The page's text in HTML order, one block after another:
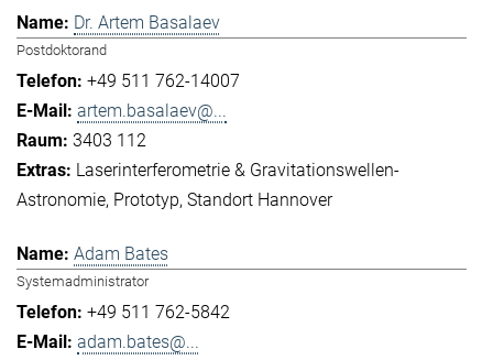
Dr. Artem Basalaev
Postdoktorand
+49 511 762-14007
artem.basalaev@...
3403 112
Laserinterferometrie & Gravitationswellen-
Astronomie Prototyp Standort Hannover
Adam Bates
Systemadministrator
+49 511 762-5842
adam.bates@...